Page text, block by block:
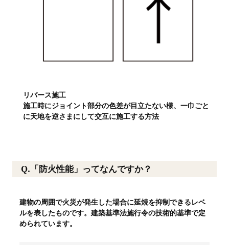
リバース施工
施工時にジョイント部分の色差が目立たない様、一巾ごと
に天地を逆さまにして交互に施工する方法
Q.「防火性能」ってなんですか？
建物の周囲で火災が発生した場合に延焼を抑制できるレベ
ルを表したものです。建築基準法施行令の技術的基準で定
められています。